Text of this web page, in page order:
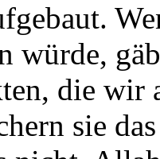
würde,
die wir
sie